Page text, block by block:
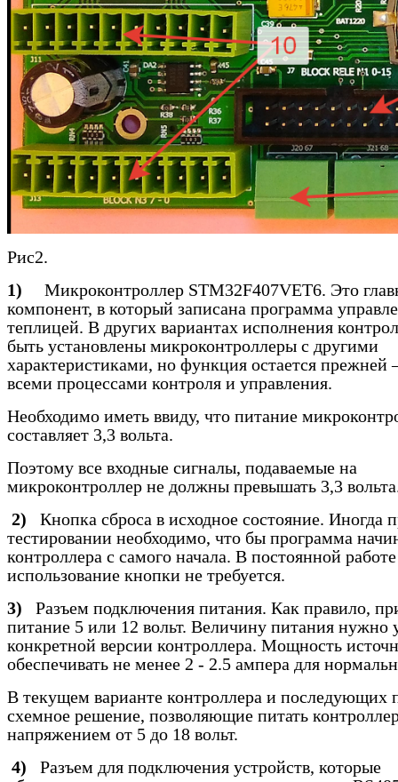
Рис2.
1) Микроконтроллер STM32F407VET6. Это
компонент, в который записана программа
теплицей. В других вариантах исполнения
быть установлены микроконтроллеры с другими
характеристиками, но функция остается прежней
всеми процессами контроля и управления.
Необходимо иметь ввиду, что питание
составляет 3,3 вольта.
Поэтому все входные сигналы, подаваемые на
микроконтроллер не должны превышать 3,3
2) Кнопка сброса в исходное состояние. Иногда
тестировании необходимо, что бы программа
контроллера с самого начала. В постоянной работе
использование кнопки не требуется.
3) Разъем подключения питания. Как правило,
питание 5 или 12 вольт. Величину питания нужно
конкретной версии контроллера. Мощность
обеспечивать не менее 2 - 2.5 ампера для
В текущем варианте контроллера и последующих
схемное решение, позволяющие питать
напряжением от 5 до 18 вольт.
4) Разъем для подключения устройств, которые